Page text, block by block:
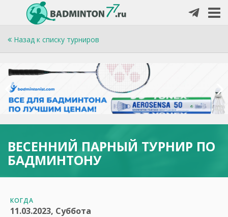
Назад к списку турниров
ВЕСЕННИЙ ПАРНЫЙ ТУРНИР ПО
БАДМИНТОНУ
КОГДА
11.03.2023, Суббота